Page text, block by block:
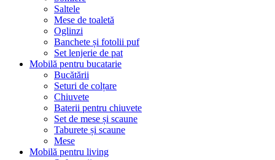
Saltele
Mese de toaletă
Oglinzi
Banchete și fotolii puf
Set lenjerie de pat
Mobilă pentru bucatarie
Bucătării
Seturi de colțare
Chiuvete
Baterii pentru chiuvete
Set de mese și scaune
Taburete și scaune
Mese
Mobilă pentru living